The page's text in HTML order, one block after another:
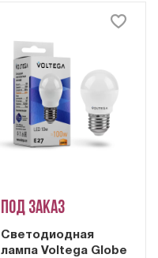
Под заказ
Светодиодная
лампа Voltega Globe